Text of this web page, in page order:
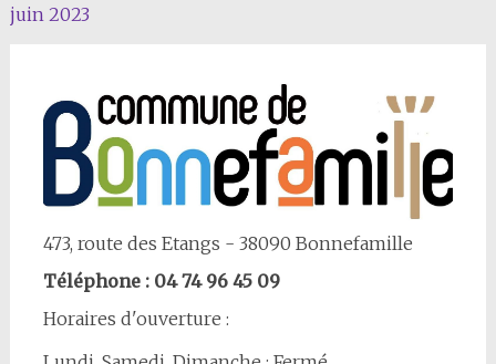
juin 2023
473, route des Etangs - 38090 Bonnefamille
Téléphone : 04 74 96 45 09
Horaires d'ouverture :